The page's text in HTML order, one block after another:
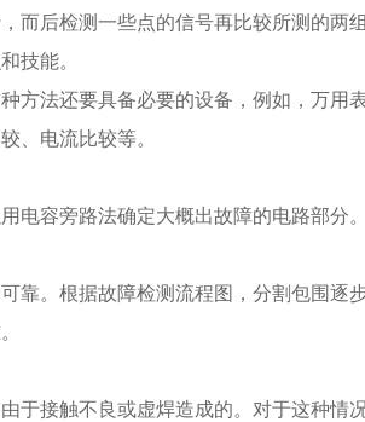
而后检测一些点的信号再比较所测的两
技能。
方法还要具备必要的设备，例如，万用
、电流比较等。
电容旁路法确定大概出故障的电路部分。
靠。根据故障检测流程图，分割包围逐
接触不良或虚焊造成的。对于这种情